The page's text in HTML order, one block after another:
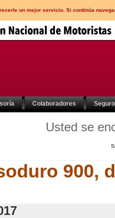
un mejor servicio. Si continúa
Colaboradores
Usted se
900,